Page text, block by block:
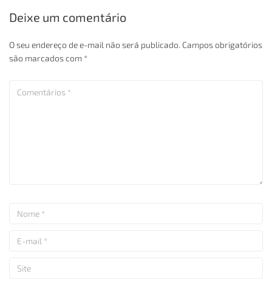
Deixe um comentário
O seu endereço de e-mail não será publicado. Campos obrigatórios
são marcados com *